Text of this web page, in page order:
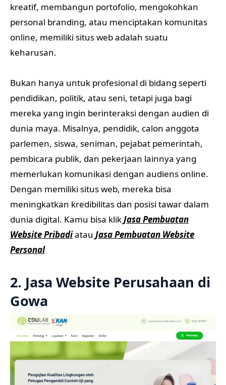
kreatif, membangun portofolio, mengokohkan
personal branding, atau menciptakan komunitas
online, memiliki situs web adalah suatu
keharusan.
Bukan hanya untuk profesional di bidang seperti
pendidikan, politik, atau seni, tetapi juga bagi
mereka yang ingin berinteraksi dengan audien di
dunia maya. Misalnya, pendidik, calon anggota
parlemen, siswa, seniman, pejabat pemerintah,
pembicara publik, dan pekerjaan lainnya yang
memerlukan komunikasi dengan audiens online.
Dengan memiliki situs web, mereka bisa
meningkatkan kredibilitas dan posisi tawar dalam
dunia digital. Kamu bisa klikJasa Pembuatan
Website Pribadiatau Jasa Pembuatan Website
Personal
2. Jasa Website Perusahaan di
Gowa